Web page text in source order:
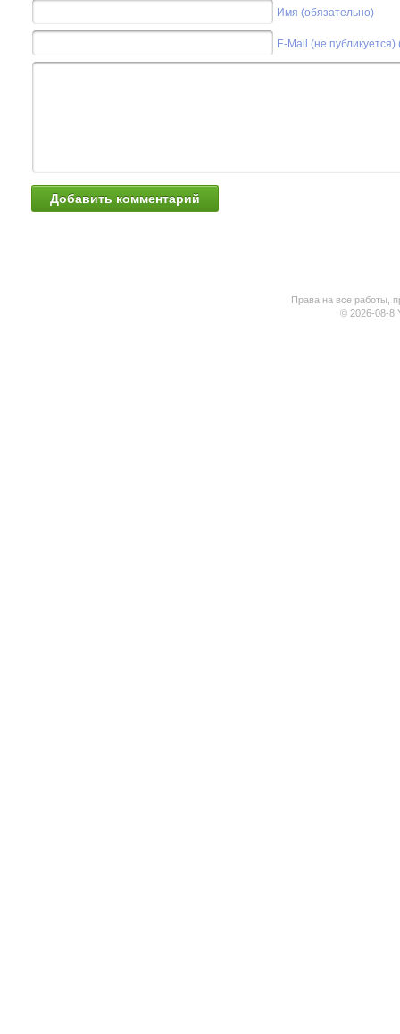
Имя (обязательно)
E-Mail (не
Права на все работы,
© 2026-08-8